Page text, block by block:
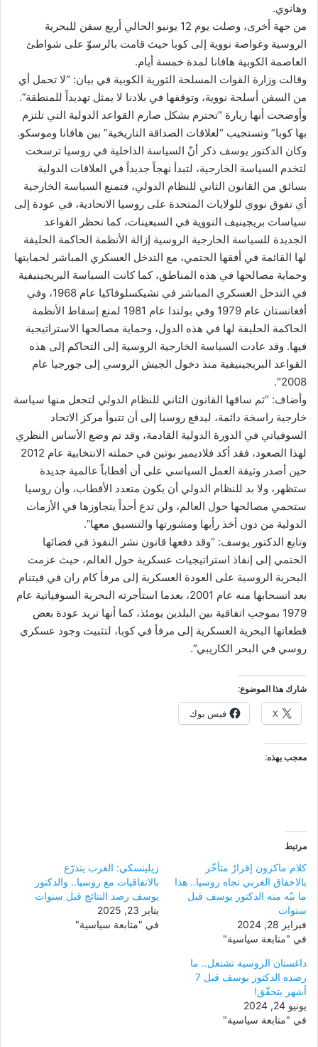
وهانوي.
من جهة أخرى، وصلت يوم 12 يونيو الحالي أربع سفن للبحرية
الروسية وغواصة نووية إلى كوبا حيث قامت بالرسوّ على شواطئ
العاصمة الكوبية هافانا لمدة خمسة أيام.
وقالت وزارة القوات المسلحة الثورية الكوبية في بيان: “لا تحمل أي
من السفن أسلحة نووية، وتوقفها في بلادنا لا يمثل تهديداً للمنطقة”.
وأوضحت أنها زيارة “تحترم بشكل صارم القواعد الدولية التي تلتزم
بها كوبا” وتستجيب “لعلاقات الصداقة التاريخية” بين هافانا وموسكو.
وكان الدكتور يوسف ذكر أنّ السياسة الداخلية في روسيا ترسخت
لتخدم السياسة الخارجية، لتبدأ نهجاً جديداً في العلاقات الدولية
بسائق من القانون الثاني للنظام الدولي، فتمنع السياسة الخارجية
أي تفوق نووي للولايات المتحدة على روسيا الاتحادية، في عودة إلى
سياسات بريجينيف النووية في السبعينات، كما تحظر القواعد
الجديدة للسياسة الخارجية الروسية إزالة الأنظمة الحاكمة الحليفة
لها القائمة في أفقها الحتمي، مع التدخل العسكري المباشر لحمايتها
وحماية مصالحها في هذه المناطق، كما كانت السياسة البريجينيفية
في التدخل العسكري المباشر في تشيكسلوفاكيا عام 1968، وفي
أفغانستان عام 1979 وفي بولندا عام 1981 لمنع إسقاط الأنظمة
الحاكمة الحليفة لها في هذه الدول، وحماية مصالحها الاستراتيجية
فيها. وقد عادت السياسة الخارجية الروسية إلى التحاكم إلى هذه
القواعد البريجينيفية منذ دخول الجيش الروسي إلى جورجيا عام
2008″.
وأضاف: “ثم ساقها القانون الثاني للنظام الدولي لتجعل منها سياسة
خارجية راسخة دائمة، ليدفع روسيا إلى أن تتبوأ مركز الاتحاد
السوفياتي في الدورة الدولية القادمة، وقد تم وضع الأساس النظري
لهذا الصعود، فقد أكد فلاديمير بوتين في حملته الانتخابية عام 2012
حين أصدر وثيقة العمل السياسي على أن أقطاباً عالمية جديدة
ستظهر، ولا بد للنظام الدولي أن يكون متعدد الأقطاب، وأن روسيا
ستحمي مصالحها حول العالم، ولن تدع أحداً يتجاوزها في الأزمات
الدولية من دون أخذ رأيها ومشورتها والتنسيق معها”.
وتابع الدكتور يوسف: “وقد دفعها قانون نشر النفوذ في فضائها
الحتمي إلى إنفاذ استراتيجيات عسكرية حول العالم، حيث عزمت
البحرية الروسية على العودة العسكرية إلى مرفأ كام ران في فيتنام
بعد انسحابها منه عام 2001، بعدما استأجرته البحرية السوفياتية عام
1979 بموجب اتفاقية بين البلدين يومئذ، كما أنها تريد عودة بعض
قطعاتها البحرية العسكرية إلى مرفأ في كوبا، لتثبيت وجود عسكري
روسي في البحر الكاريبي”.
شارك هذا الموضوع:
X فيس بوك
معجب بهذه:
مرتبط
كلام ماكرون إقرارٌ متأخّر
بالاخفاق الغربي تجاه روسيا.. هذا
ما نبّه منه الدكتور يوسف قبل
سنوات
فبراير 28, 2024
في "متابعة سياسية"
زيلينسكي: الغرب يتذرّع
بالاتفاقيات مع روسيا.. والدكتور
يوسف رصد النتائج قبل سنوات
يناير 23, 2025
في "متابعة سياسية"
داغستان الروسية تشتعل.. ما
رصده الدكتور يوسف قبل 7
أشهر يتحقّق!
يونيو 24, 2024
في "متابعة سياسية"